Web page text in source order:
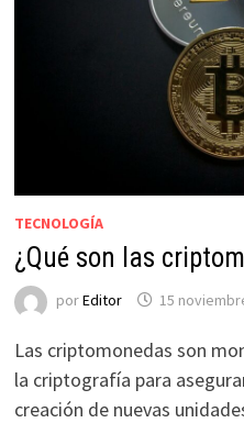
TECNOLOGÍA
¿Qué son las
porEditor 15
Las criptomonedas son
la criptografía para
creación de nuevas